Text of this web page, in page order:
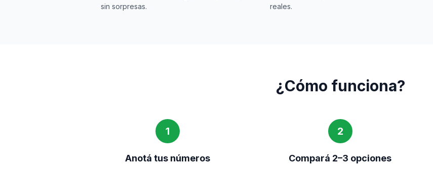
sin sorpresas.
reales.
¿Cómo funciona?
1
Anotá tus números
2
Compará 2–3 opciones